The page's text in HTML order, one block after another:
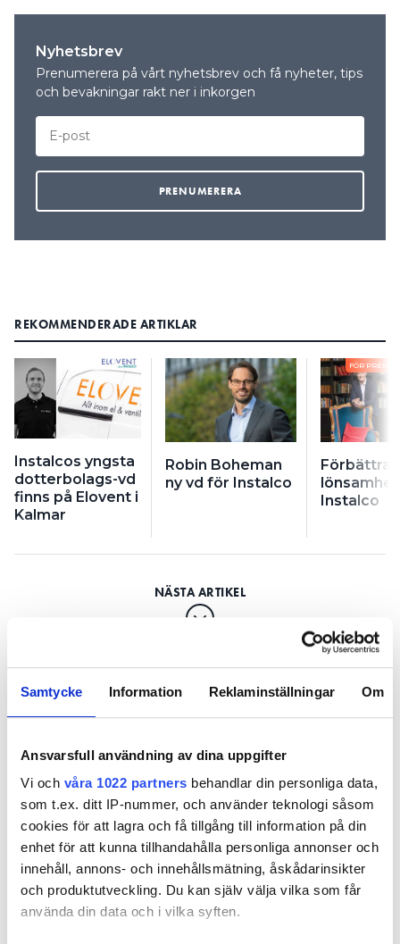
Samtycke Information Reklaminställningar Om
Ansvarsfull användning av dina uppgifter
Vi och våra 1022 partners behandlar din personliga data,
som t.ex. ditt IP-nummer, och använder teknologi såsom
cookies för att lagra och få tillgång till information på din
enhet för att kunna tillhandahålla personliga annonser och
innehåll, annons- och innehållsmätning, åskådarinsikter
och produktutveckling. Du kan själv välja vilka som får
använda din data och i vilka syften.
Nyhetsbrev
Prenumerera på vårt nyhetsbrev och få nyheter, tips
och bevakningar rakt ner i inkorgen
REKOMMENDERADE ARTIKLAR
Instalcos yngsta
dotterbolags-vd
finns på Elovent i
Kalmar
Robin Boheman
ny vd för Instalco
FÖR
Förbättrad
Instalco
Instalcos yngsta
dotterbolags-vd finns på
PUBLICERAD28 APR 2021, 11:57| UPPDATERAD16 DEC 2021